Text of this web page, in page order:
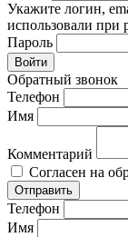
Укажите логин,
использовали при
Пароль
Войти
Обратный звонок
Телефон
Имя
Комментарий
Согласен на
Отправить
Телефон
Имя